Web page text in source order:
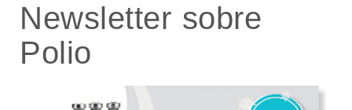
Newsletter sobre
Polio